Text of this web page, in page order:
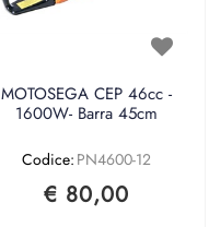
MOTOSEGA CEP 46cc -
1600W- Barra 45cm
Codice: PN4600-12
€ 80,00